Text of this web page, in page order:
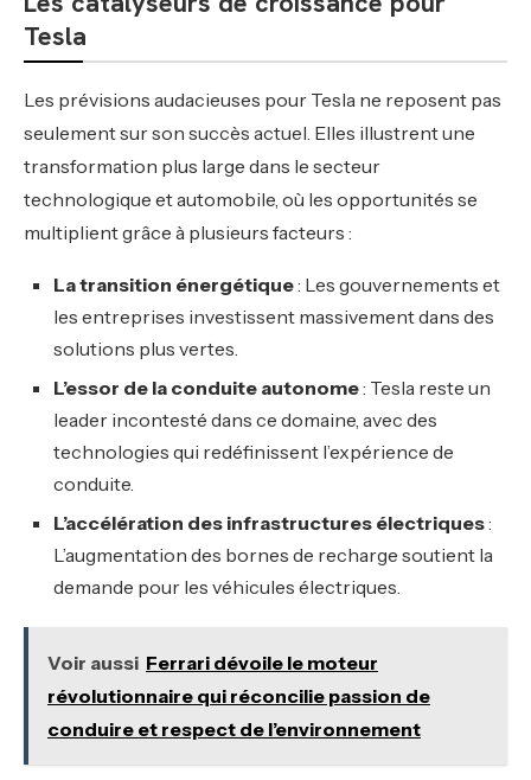
Tesla
Les prévisions audacieuses pour Tesla ne reposent pas
seulement sur son succès actuel. Elles illustrent une
transformation plus large dans le secteur
technologique et automobile, où les opportunités se
multiplient grâce à plusieurs facteurs :
La transition énergétique: Les gouvernements et
les entreprises investissent massivement dans des
solutions plus vertes.
L’essor de la conduite autonome: Tesla reste un
leader incontesté dans ce domaine, avec des
technologies qui redéfinissent l’expérience de
conduite.
L’accélération des infrastructures électriques:
L’augmentation des bornes de recharge soutient la
demande pour les véhicules électriques.
Voir aussi Ferrari dévoile le moteur
révolutionnaire qui réconcilie passion de
conduire et respect de l’environnement